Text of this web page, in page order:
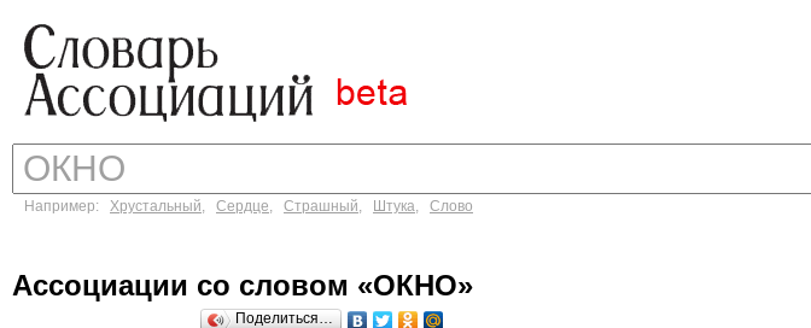
Например: Хрустальный, Сердце, Страшный, Штука, Слово
Ассоциации со словом «ОКНО»
Поделиться…